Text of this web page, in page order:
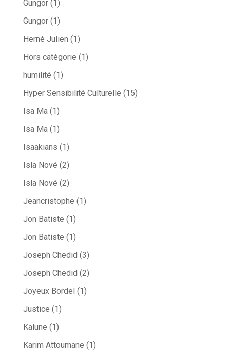
Gungor(1)
Gungor(1)
Herné Julien (1)
Hors catégorie (1)
humilité (1)
Hyper Sensibilité Culturelle (15)
Isa Ma(1)
Isa Ma(1)
Isaakians (1)
Isla Nové (2)
Isla Nové (2)
Jeancristophe (1)
Jon Batiste (1)
Jon Batiste (1)
Joseph Chedid (3)
Joseph Chedid (2)
Joyeux Bordel (1)
Justice (1)
Kalune (1)
Karim Attoumane (1)